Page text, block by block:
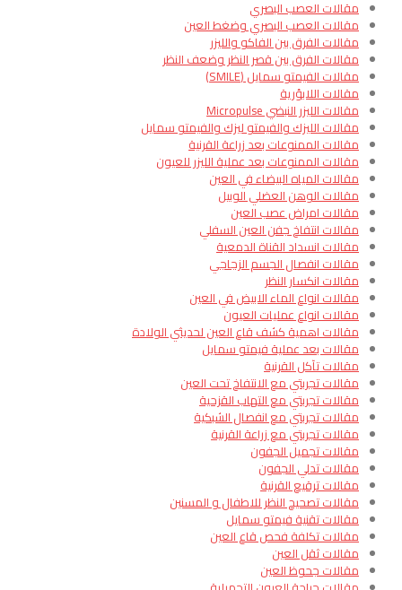
مقالات العصب البصري
مقالات العصب البصري وضغط العين
مقالات الفرق بين الفاكو والليزر
مقالات الفرق بين قصر النظر وضعف النظر
مقالات الفيمتو سمايل (SMILE)
مقالات اللابؤرية
مقالات الليزر النبضي Micropulse
مقالات الليزك والفيمتو ليزك والفيمتو سمايل
مقالات الممنوعات بعد زراعة القرنية
مقالات الممنوعات بعد عملية الليزر للعيون
مقالات المياه البيضاء في العين
مقالات الوهن العضلي الوبيل
مقالات امراض عصب العين
مقالات انتفاخ جفن العين السفلي
مقالات انسداد القناة الدمعية
مقالات انفصال الجسم الزجاجي
مقالات انكسار النظر
مقالات انواع الماء الابيض في العين
مقالات انواع عمليات العيون
مقالات اهمية كشف قاع العين لحديثي الولادة
مقالات بعد عملية فيمتو سمايل
مقالات تآكل القرنية
مقالات تجربتي مع الانتفاخ تحت العين
مقالات تجربتي مع التهاب القزحية
مقالات تجربتي مع انفصال الشبكية
مقالات تجربتي مع زراعة القرنية
مقالات تجميل الجفون
مقالات تدلي الجفون
مقالات ترقيع القرنية
مقالات تصحيح النظر للاطفال و المسنين
مقالات تقنية فيمتو سمايل
مقالات تكلفة فحص قاع العين
مقالات ثقل العين
مقالات جحوظ العين